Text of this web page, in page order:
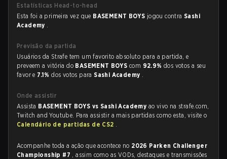
Estatísticas Head-to-head
Esta foi a primeira vez que BASEMENT BOYS jogou contraSashi
Academy .
Previsão da partida
Usuários da Strafe tem um favorito absoluto para a partida, e
preveem a vitória do BASEMENT BOYScom 92.9%dos votos a seu
favor e 7.1%dos votos paraSashi Academy .
Onde assistir
Assista BASEMENT BOYS vs Sashi Academy ao vivo na strafe.com,
Twitch and Youtube. Para assistir a mais partidas como esta, visite o
Calendário de partidas de CS2 .
Acompanhe toda a ação que acontece no 2026 Parken Challenger
Championship #7 , assim como as VODs, destaques e transmissões